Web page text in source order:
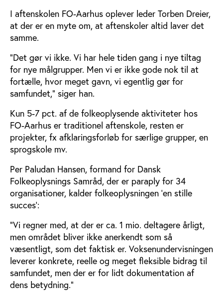
I aftenskolen FO-Aarhus oplever leder Torben Dreier,
at der er en myte om, at aftenskoler altid laver det
samme.
”Det gør vi ikke. Vi har hele tiden gang i nye tiltag
for nye målgrupper. Men vi er ikke gode nok til at
fortælle, hvor meget gavn, vi egentlig gør for
samfundet,” siger han.
Kun 5-7 pct. af de folkeoplysende aktiviteter hos
FO-Aarhus er traditionel aftenskole, resten er
projekter, fx afklaringsforløb for særlige grupper, en
sprogskole mv.
Per Paludan Hansen, formand for Dansk
Folkeoplysnings Samråd, der er paraply for 34
organisationer, kalder folkeoplysningen ’en stille
succes’:
”Vi regner med, at der er ca. 1 mio. deltagere årligt,
men området bliver ikke anerkendt som så
væsentligt, som det faktisk er. Voksenundervisningen
leverer konkrete, reelle og meget fleksible bidrag til
samfundet, men der er for lidt dokumentation af
dens betydning.”